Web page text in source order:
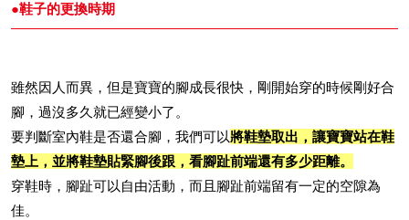
●鞋子的更換時期
雖然因人而異，但是寶寶的腳成長很快，剛開始穿的時候剛好合
腳，過沒多久就已經變小了。
要判斷室內鞋是否還合腳，我們可以將鞋墊取出，讓寶寶站在鞋
墊上，並將鞋墊貼緊腳後跟，看腳趾前端還有多少距離。
穿鞋時，腳趾可以自由活動，而且腳趾前端留有一定的空隙為
佳。